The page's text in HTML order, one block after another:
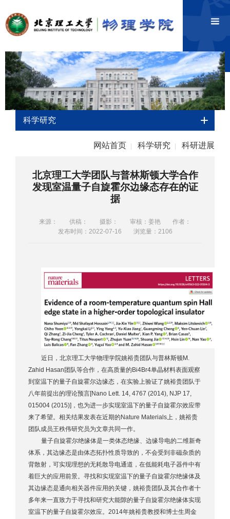
科学研究
网站首页 科学研究 科研进展
北京理工大学团队与普林斯顿大学合作
发现室温量子自旋霍尔边缘态存在的证
据
来源： 供稿： 摄影： 审核：姜艳
作者：
发布时间：2022-07-16
浏览量： 2106
近日，北京理工大学物理学院姚裕贵团队与普林斯顿M.
Zahid Hasan团队等合作，在高质量的Bi4Br4单晶材料表面观察
到室温下的量子自旋霍尔边缘态，在实验上验证了姚裕贵团队于
八年前提出的理论预言[Nano Lett. 14, 4767 (2014), NJP 17,
015004 (2015)]，也为进一步实现室温下的量子自旋霍尔效应带
来了希望。相关结果发表在近期的Nature Materials上，姚裕贵
团队成员王秩伟研究员为文章共同一作。
量子自旋霍尔绝缘体是一类体态绝缘、边缘导电的二维新奇
体系，其边缘态是由体态拓扑性质导致的，不会受到非磁杂质的
背散射，可实现理想的无耗散导电通道，在低能耗电子器件中有
着巨大的应用前景。寻找和实现室温下的量子自旋霍尔绝缘体及
其边缘态是通向相关器件应用的关键，姚裕贵团队及其合作者十
多年来一直致力于寻找和研究大能隙的量子自旋霍尔绝缘体实现
室温下的量子自旋霍尔效应。2014年姚裕贵教授和博士生周金